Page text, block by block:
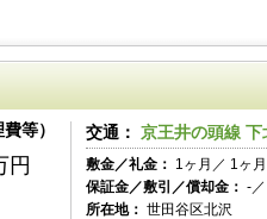
等）
円
交通： 京王井の頭線
敷金／礼金： 1ヶ月／ 1ヶ月
保証金／敷引／償却金： -
所在地： 世田谷区北沢